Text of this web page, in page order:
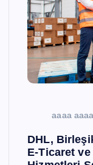
aaaa aaaa
DHL,
E-Ticaret